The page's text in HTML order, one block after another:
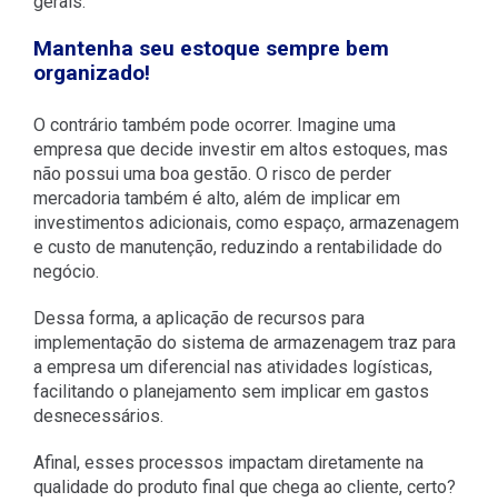
Mantenha seu estoque sempre bem
organizado!
O contrário também pode ocorrer. Imagine uma
empresa que decide investir em altos estoques, mas
não possui uma boa gestão. O risco de perder
mercadoria também é alto, além de implicar em
investimentos adicionais, como espaço, armazenagem
e custo de manutenção, reduzindo a rentabilidade do
negócio.
Dessa forma, a aplicação de recursos para
implementação do sistema de armazenagem traz para
a empresa um diferencial nas atividades logísticas,
facilitando o planejamento sem implicar em gastos
desnecessários.
Afinal, esses processos impactam diretamente na
qualidade do produto final que chega ao cliente, certo?